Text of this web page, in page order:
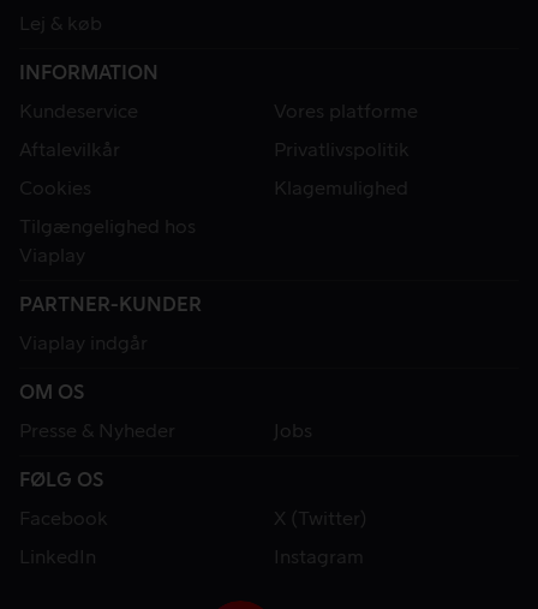
Lej & køb
INFORMATION
Kundeservice
Vores platforme
Aftalevilkår
Privatlivspolitik
Cookies
Klagemulighed
Tilgængelighed hos
Viaplay
PARTNER-KUNDER
Viaplay indgår
OM OS
Presse & Nyheder
Jobs
FØLG OS
Facebook
X (Twitter)
LinkedIn
Instagram